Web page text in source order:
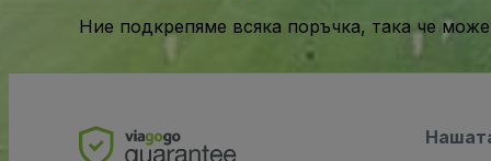
Ние подкрепяме всяка поръчка, така че